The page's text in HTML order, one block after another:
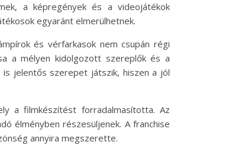
a képregények és a videojátékok
egyaránt elmerülhetnek.
és vérfarkasok nem csupán régi
a mélyen kidolgozott szereplők és a
jelentős szerepet játszik, hiszen a jól
a filmkészítést forradalmasította. Az
élményben részesüljenek. A franchise
annyira megszerette.